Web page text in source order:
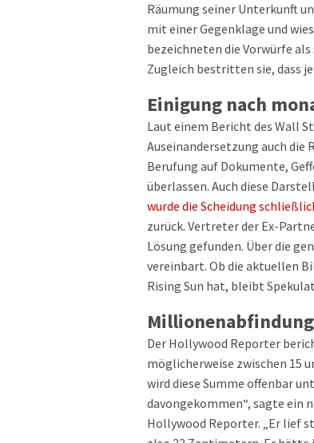
Räumung seiner Unterkunft
mit einer Gegenklage und
bezeichneten die Vorwürfe
Zugleich bestritten sie, dass
Einigung nach
Laut einem Bericht des Wall
Auseinandersetzung auch die
Berufung auf Dokumente,
überlassen. Auch diese
wurde die Scheidung
zurück. Vertreter der Ex-
Lösung gefunden. Über die
vereinbart. Ob die aktuellen
Rising Sun hat, bleibt
Der Hollywood Reporter
möglicherweise zwischen 15
wird diese Summe offenbar
davongekommen“, sagte ein
Hollywood Reporter. „Er lief